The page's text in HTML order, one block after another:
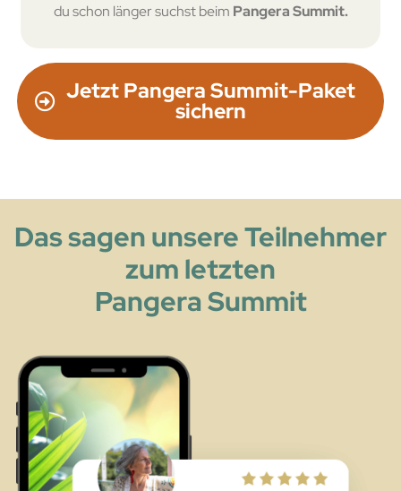
du schon länger suchst beim Pangera Summit.
Jetzt Pangera Summit-Paket
sichern
Das sagen unsere Teilnehmer
zum letzten
Pangera Summit